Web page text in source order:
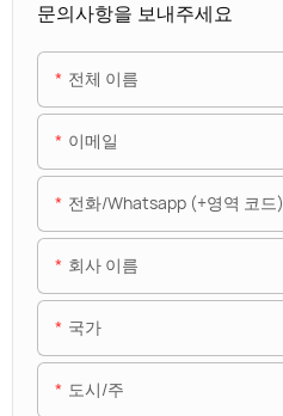
문의사항을 보내주세요
전체 이름
이메일
전화/whatsapp (+영역 코드)
회사 이름
국가
도시/주